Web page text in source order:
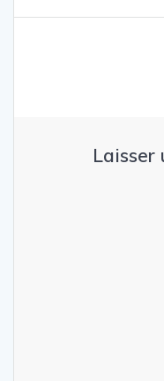
Laisser